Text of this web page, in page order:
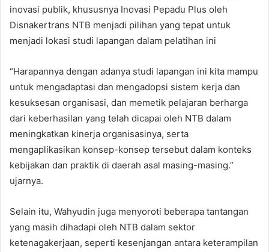
inovasi publik, khususnya Inovasi Pepadu Plus oleh
Disnakertrans NTB menjadi pilihan yang tepat untuk
menjadi lokasi studi lapangan dalam pelatihan ini
“Harapannya dengan adanya studi lapangan ini kita mampu
untuk mengadaptasi dan mengadopsi sistem kerja dan
kesuksesan organisasi, dan memetik pelajaran berharga
dari keberhasilan yang telah dicapai oleh NTB dalam
meningkatkan kinerja organisasinya, serta
mengaplikasikan konsep-konsep tersebut dalam konteks
kebijakan dan praktik di daerah asal masing-masing.”
ujarnya.
Selain itu, Wahyudin juga menyoroti beberapa tantangan
yang masih dihadapi oleh NTB dalam sektor
ketenagakerjaan, seperti kesenjangan antara keterampilan